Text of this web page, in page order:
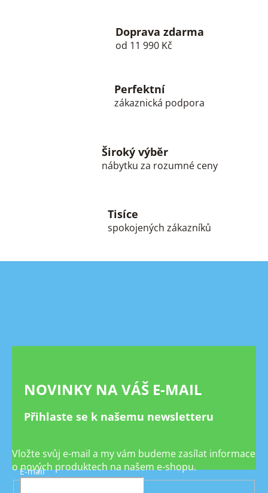
í
p
k
y
i
s
í
Doprava zdarma
od 11 990 Kč
Perfektní
zákaznická podpora
Široký výběr
nábytku za rozumné ceny
Tisíce
spokojených zákazníků
Z
NOVINKY NA VÁŠ E-MAIL
Přihlaste se k našemu newsletteru
Vložte svůj e-mail a my vám budeme zasílat informace
o nových produktech na našem e-shopu.
E-mail